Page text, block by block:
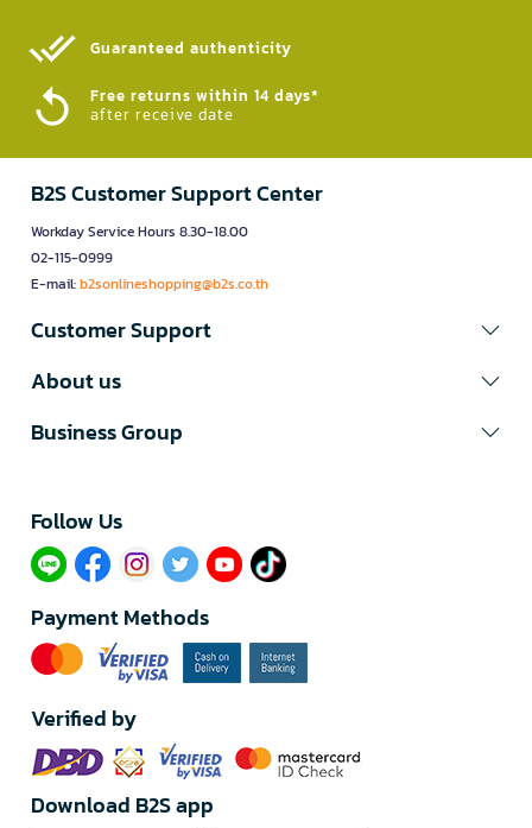
Guaranteed authenticity​
Free returns within 14 days*
after receive date
B2S Customer Support Center
Workday Service Hours 8.30-18.00
02-115-0999
E-mail:b2sonlineshopping@b2s.co.th
Customer Support
About us
Business Group
Follow Us​
Payment Methods
Verified by
Download B2S app